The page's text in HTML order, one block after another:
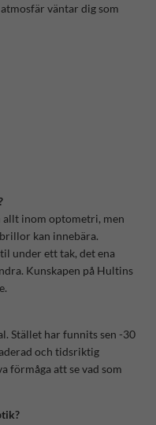
väntar dig som
allt inom optometri, men
kan innebära.
under ett tak, det ena
Kunskapen på Hultins
Stället har funnits sen -30
och tidsriktig
förmåga att se vad som